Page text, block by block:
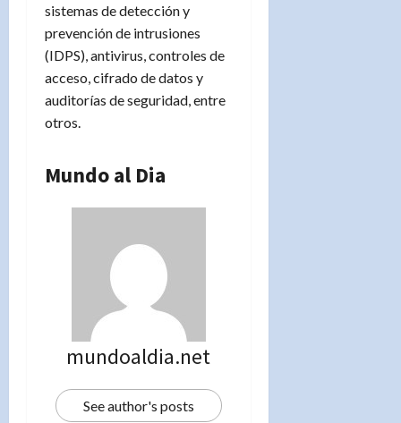
sistemas de detección y
prevención de intrusiones
(IDPS), antivirus, controles de
acceso, cifrado de datos y
auditorías de seguridad, entre
otros.
Mundo al Dia
mundoaldia.net
See author's posts